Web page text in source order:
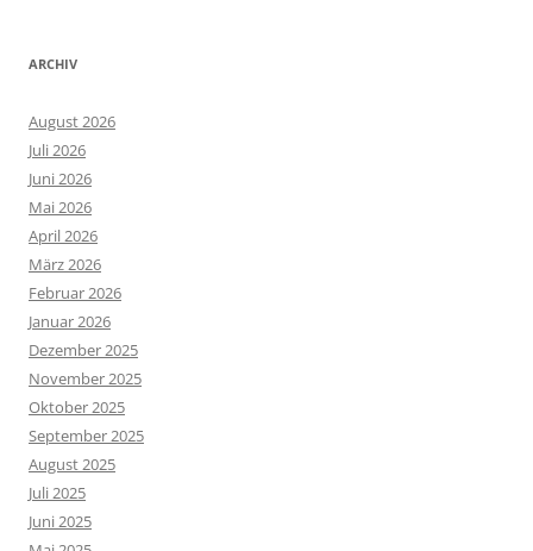
ARCHIV
August 2026
Juli 2026
Juni 2026
Mai 2026
April 2026
März 2026
Februar 2026
Januar 2026
Dezember 2025
November 2025
Oktober 2025
September 2025
August 2025
Juli 2025
Juni 2025